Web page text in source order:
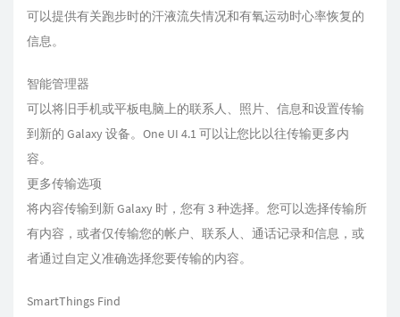
可以提供有关跑步时的汗液流失情况和有氧运动时心率恢复的
信息。
智能管理器
可以将旧手机或平板电脑上的联系人、照片、信息和设置传输
到新的 Galaxy 设备。One UI 4.1 可以让您比以往传输更多内
容。
更多传输选项
将内容传输到新 Galaxy 时，您有 3 种选择。您可以选择传输所
有内容，或者仅传输您的帐户、联系人、通话记录和信息，或
者通过自定义准确选择您要传输的内容。
SmartThings Find